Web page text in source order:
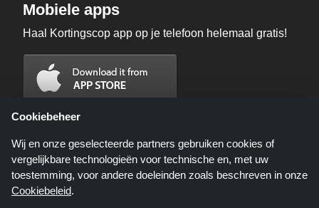
Mobiele apps
Haal Kortingscop app op je telefoon helemaal gratis!
Cookiebeheer
Wij en onze geselecteerde partners gebruiken cookies of
vergelijkbare technologieën voor technische en, met uw
toestemming, voor andere doeleinden zoals beschreven in onze
Cookiebeleid.